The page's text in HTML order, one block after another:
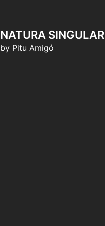
NATURA SINGULAR
by Pitu Amigó